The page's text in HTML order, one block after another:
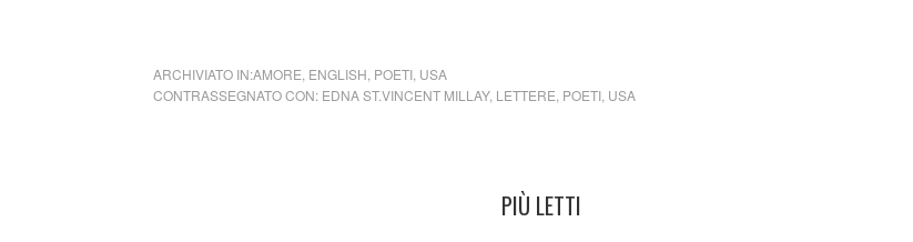
ARCHIVIATO IN:AMORE ENGLISH POETI USA
CONTRASSEGNATO CON: EDNA ST.VINCENT MILLAY, LETTERE POETI USA
PIÙ LETTI